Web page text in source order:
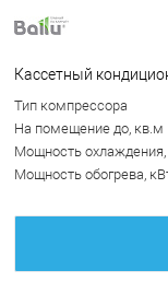
Кассетный
Тип компрессора
На помещение до, кв.м
Мощность охлаждения,
Мощность обогрева,